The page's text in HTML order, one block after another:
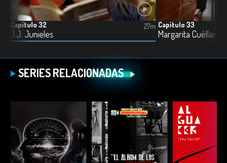
Capítulo 32
J.J. Junieles
27m Capítulo 33
Margarita Cuéllar
SERIES RELACIONADAS